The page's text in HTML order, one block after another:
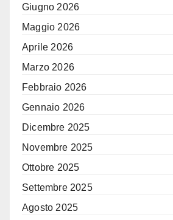
Giugno 2026
Maggio 2026
Aprile 2026
Marzo 2026
Febbraio 2026
Gennaio 2026
Dicembre 2025
Novembre 2025
Ottobre 2025
Settembre 2025
Agosto 2025